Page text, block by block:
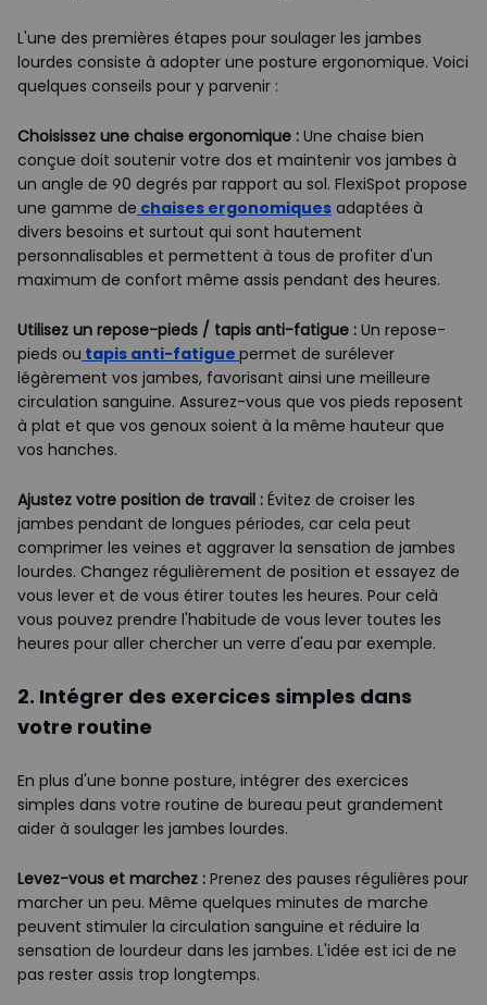
L'une des premières étapes pour soulager les jambes
lourdes consiste à adopter une posture ergonomique. Voici
quelques conseils pour y parvenir :
Choisissez une chaise ergonomique : Une chaise bien
conçue doit soutenir votre dos et maintenir vos jambes à
un angle de 90 degrés par rapport au sol. FlexiSpot propose
une gamme de chaises ergonomiques adaptées à
divers besoins et surtout qui sont hautement
personnalisables et permettent à tous de profiter d'un
maximum de confort même assis pendant des heures.
Utilisez un repose-pieds / tapis anti-fatigue : Un repose-
pieds ou tapis anti-fatigue permet de surélever
légèrement vos jambes, favorisant ainsi une meilleure
circulation sanguine. Assurez-vous que vos pieds reposent
à plat et que vos genoux soient à la même hauteur que
vos hanches.
Ajustez votre position de travail : Évitez de croiser les
jambes pendant de longues périodes, car cela peut
comprimer les veines et aggraver la sensation de jambes
lourdes. Changez régulièrement de position et essayez de
vous lever et de vous étirer toutes les heures. Pour celà
vous pouvez prendre l'habitude de vous lever toutes les
heures pour aller chercher un verre d'eau par exemple.
2. Intégrer des exercices simples dans
votre routine
En plus d'une bonne posture, intégrer des exercices
simples dans votre routine de bureau peut grandement
aider à soulager les jambes lourdes.
Levez-vous et marchez : Prenez des pauses régulières pour
marcher un peu. Même quelques minutes de marche
peuvent stimuler la circulation sanguine et réduire la
sensation de lourdeur dans les jambes. L'idée est ici de ne
pas rester assis trop longtemps.